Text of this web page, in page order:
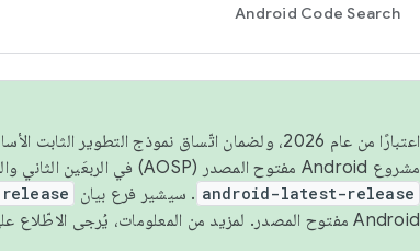
Android Code Search
اعتبارًا من عام 2026، ولضمان اتّساق نموذج
مشروع Android مفتوح المصدر (AOSP) في الربعَين الثاني والرابع. لبناء مشروع Android مفتوح المصدر والمساهمة فيه، استخدِم
android-latest-release . سيشير فرع بيان
Android مفتوح المصدر. لمزيد من المعلومات، يُرجى الاطّلاع على